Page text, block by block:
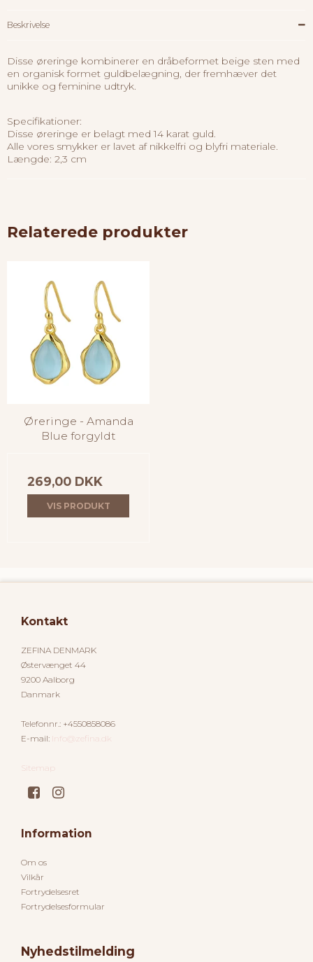
Beskrivelse
Disse øreringe kombinerer en dråbeformet beige sten med
en organisk formet guldbelægning, der fremhæver det
unikke og feminine udtryk.
Specifikationer:
Disse øreringe er belagt med 14 karat guld.
Alle vores smykker er lavet af nikkelfri og blyfri materiale.
Længde: 2,3 cm
Relaterede produkter
Øreringe - Amanda
Blue forgyldt
269,00 DKK
VIS PRODUKT
Kontakt
ZEFINA DENMARK
Østervænget 44
9200 Aalborg
Danmark
Telefonnr. : +4550858086
E-mail: Info@zefina.dk
Sitemap
Information
Om os
Vilkår
Fortrydelsesret
Fortrydelsesformular
Nyhedstilmelding